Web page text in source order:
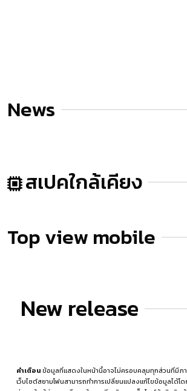
News
สเปคใกล้เคียง
Top view mobile
New release
คำเตือนข้อมูลที่แสดงในหน้านี้อาจไม่ครอบคลุมทุกส่วนที่มีภ
เว็บไซต์สยามโฟนสามารถทำการเปลี่ยนแปลงแก้ไขข้อมูลได้โ